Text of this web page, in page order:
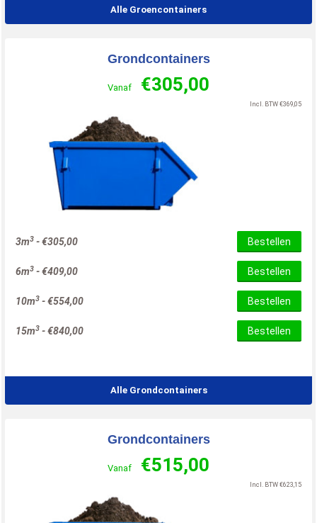
Alle Groencontainers
Grondcontainers
Vanaf €305,00
Incl. BTW €369,05
3m3 -€305,00 Bestellen
6m3 -€409,00 Bestellen
10m3 -€554,00 Bestellen
15m3 -€840,00 Bestellen
Alle Grondcontainers
Grondcontainers
Vanaf €515,00
Incl. BTW €623,15